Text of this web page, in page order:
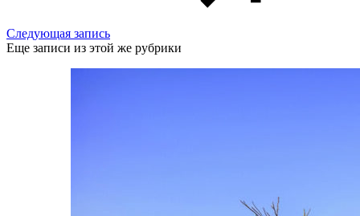
Следующая запись
Еще записи из этой же рубрики